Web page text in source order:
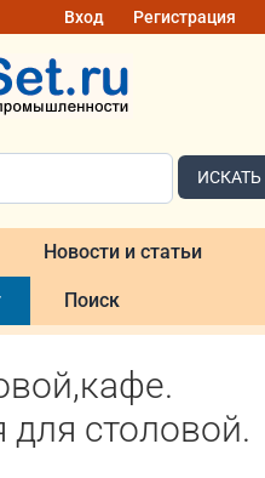
Вход Регистрация
ИСКАТЬ
Новости и статьи
Поиск
столовой.